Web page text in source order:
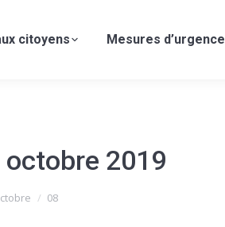
citoyens Mesures d’urgence
octobre 2019
08